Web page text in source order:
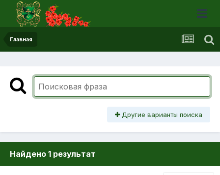
Главная
Другие варианты поиска
Найдено 1 результат